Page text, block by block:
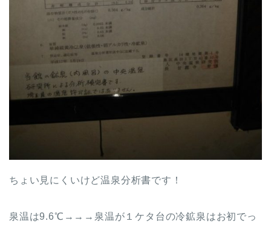
ちょい見にくいけど温泉分析書です！
泉温は9.6℃→→→泉温が１ケタ台の冷鉱泉はお初でっ